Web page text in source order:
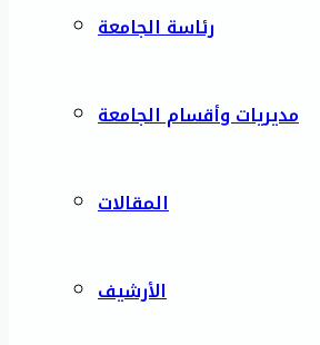
رئاسة الجامعة
مديريات وأقسام الجامعة
المقالات
الأرشيف